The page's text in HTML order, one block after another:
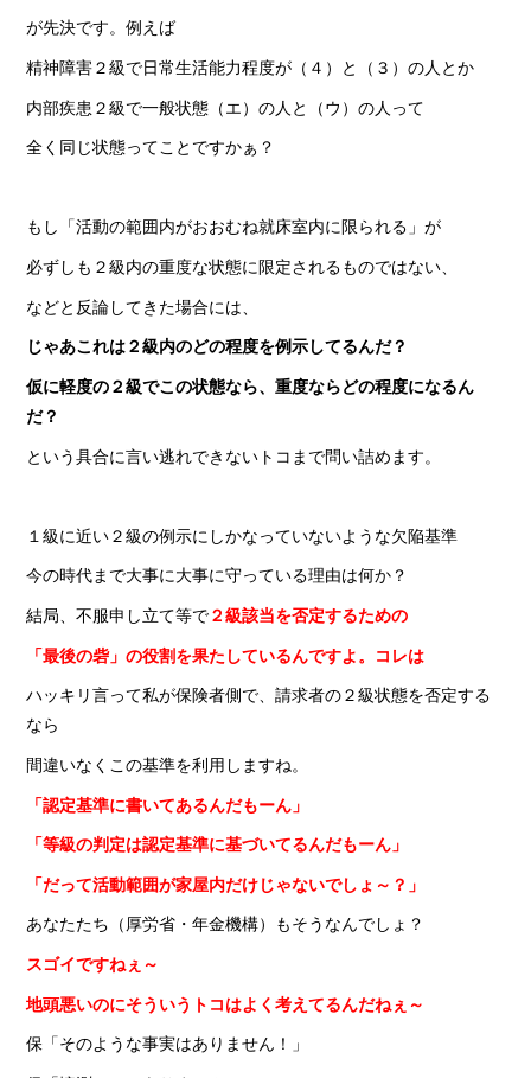
が先決です。例えば
精神障害２級で日常生活能力程度が（４）と（３）の人とか
内部疾患２級で一般状態（エ）の人と（ウ）の人って
全く同じ状態ってことですかぁ？
もし「活動の範囲内がおおむね就床室内に限られる」が
必ずしも２級内の重度な状態に限定されるものではない、
などと反論してきた場合には、
じゃあこれは２級内のどの程度を例示してるんだ？
仮に軽度の２級でこの状態なら、重度ならどの程度になるん
だ？
という具合に言い逃れできないトコまで問い詰めます。
１級に近い２級の例示にしかなっていないような欠陥基準
今の時代まで大事に大事に守っている理由は何か？
結局、不服申し立て等で２級該当を否定するための
「最後の砦」の役割を果たしているんですよ。コレは
ハッキリ言って私が保険者側で、請求者の２級状態を否定する
なら
間違いなくこの基準を利用しますね。
「認定基準に書いてあるんだもーん」
「等級の判定は認定基準に基づいてるんだもーん」
「だって活動範囲が家屋内だけじゃないでしょ～？」
あなたたち（厚労省・年金機構）もそうなんでしょ？
スゴイですねぇ～
地頭悪いのにそういうトコはよく考えてるんだねぇ～
保「そのような事実はありません！」